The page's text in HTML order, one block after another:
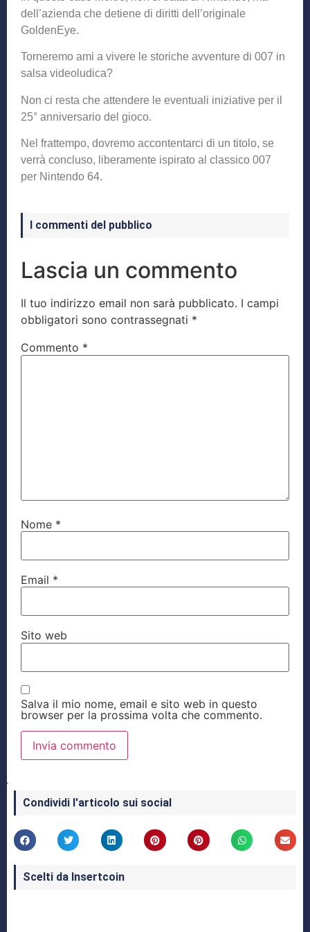
dell’azienda che detiene di diritti dell’originale
GoldenEye.
Torneremo ami a vivere le storiche avventure di 007 in
salsa videoludica?
Non ci resta che attendere le eventuali iniziative per il
25° anniversario del gioco.
Nel frattempo, dovremo accontentarci di un titolo, se
verrà concluso, liberamente ispirato al classico 007
per Nintendo 64.
I commenti del pubblico
Lascia un commento
Il tuo indirizzo email non sarà pubblicato. I campi
obbligatori sono contrassegnati *
Commento *
Nome *
Email *
Sito web
Salva il mio nome, email e sito web in questo
browser per la prossima volta che commento.
Condividi l'articolo sui social
Scelti da Insertcoin